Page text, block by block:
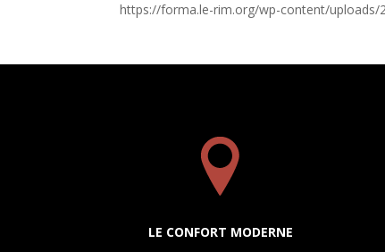
https://forma.le-rim.org/wp-content/uploads/
LE CONFORT MODERNE